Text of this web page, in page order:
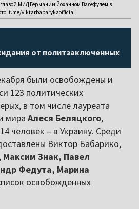
МИД Германии Йоханном Вадефулем в
t.me/viktarbabarykaofficial
от политзаключенных
были освобождены и
123 политических
в том числе лауреата
мира Алеся Беляцкого,
человек – в Украину. Среди
Виктор Бабарико,
Максим Знак, Павел
Федута, Марина
освобожденных